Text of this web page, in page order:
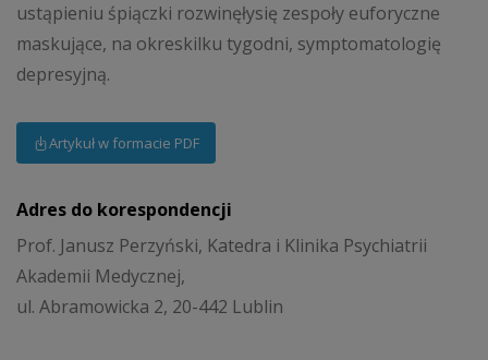
ustąpieniu śpiączki rozwinęłysię zespoły euforyczne
maskujące, na okreskilku tygodni, symptomatologię
depresyjną.
Artykuł w formacie PDF
Adres do korespondencji
Prof. Janusz Perzyński, Katedra i Klinika Psychiatrii
Akademii Medycznej,
ul. Abramowicka 2, 20-442 Lublin